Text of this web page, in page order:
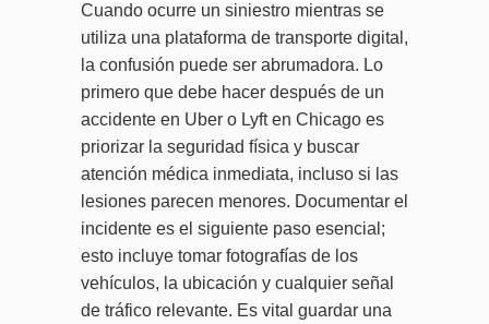
Cuando ocurre un siniestro mientras se
utiliza una plataforma de transporte digital,
la confusión puede ser abrumadora. Lo
primero que debe hacer después de un
accidente en Uber o Lyft en Chicago es
priorizar la seguridad física y buscar
atención médica inmediata, incluso si las
lesiones parecen menores. Documentar el
incidente es el siguiente paso esencial;
esto incluye tomar fotografías de los
vehículos, la ubicación y cualquier señal
de tráfico relevante. Es vital guardar una